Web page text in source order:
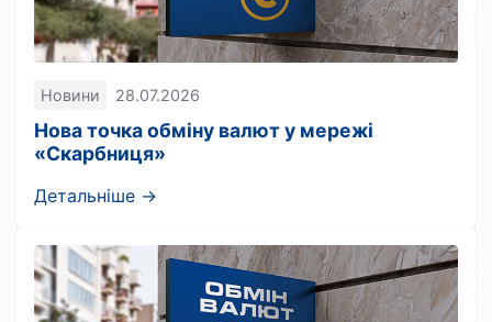
Новини 28.07.2026
Нова точка обміну валют у мережі
«Скарбниця»
Детальніше →